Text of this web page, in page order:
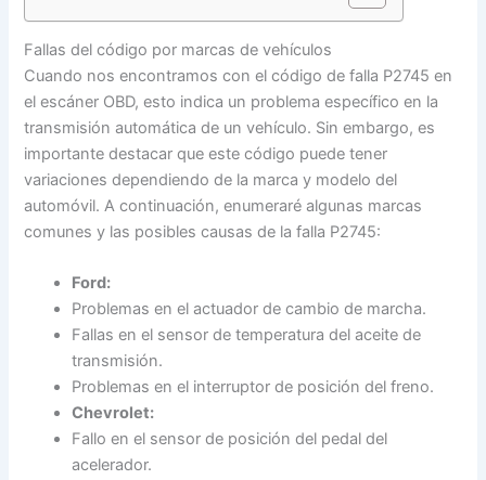
Fallas del código por marcas de vehículos
Cuando nos encontramos con el código de falla P2745 en
el escáner OBD, esto indica un problema específico en la
transmisión automática de un vehículo. Sin embargo, es
importante destacar que este código puede tener
variaciones dependiendo de la marca y modelo del
automóvil. A continuación, enumeraré algunas marcas
comunes y las posibles causas de la falla P2745:
Ford:
Problemas en el actuador de cambio de marcha.
Fallas en el sensor de temperatura del aceite de
transmisión.
Problemas en el interruptor de posición del freno.
Chevrolet:
Fallo en el sensor de posición del pedal del
acelerador.